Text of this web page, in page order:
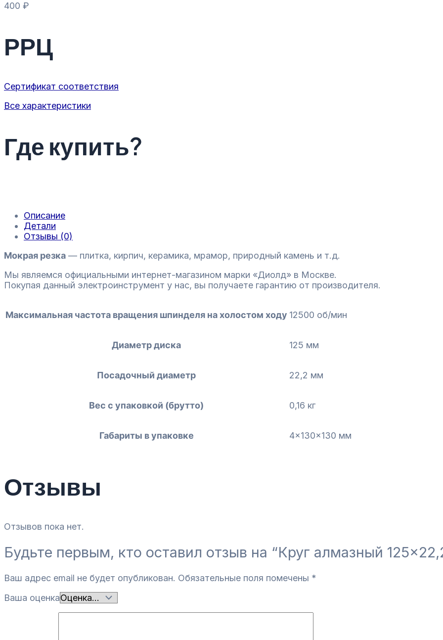
400 ₽
РРЦ
Сертификат соответствия
Все характеристики
Где купить?
Описание
Детали
Отзывы (0)
Мокрая резка — плитка, кирпич, керамика, мрамор, природный камень и т.д.
Мы являемся официальными интернет-магазином марки «Диолд» в Москве.
Покупая данный электроинструмент у нас, вы получаете гарантию от производителя.
Максимальная частота вращения шпинделя на холостом ходу 12500 об/мин
Диаметр диска 125 мм
Посадочный диаметр 22,2 мм
Вес с упаковкой (брутто) 0,16 кг
Габариты в упаковке 4x130x130 мм
Отзывы
Отзывов пока нет.
Будьте первым, кто оставил отзыв на “Круг алмазный
Ваш адрес email не будет опубликован. Обязательные поля помечены *
Ваша оценка